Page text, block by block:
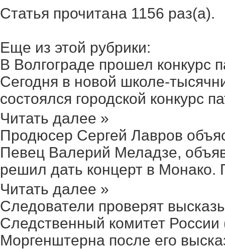
Статья прочитана 1156 раз(a).
Еще из этой рубрики:
В Волгограде прошел конкурс
Сегодня в новой школе-
состоялся городской конкурс
Читать далее »
Продюсер Сергей Лавров
Певец Валерий Меладзе,
решил дать концерт в Монако.
Читать далее »
Следователи проверят
Следственный комитет
Моргенштерна после его